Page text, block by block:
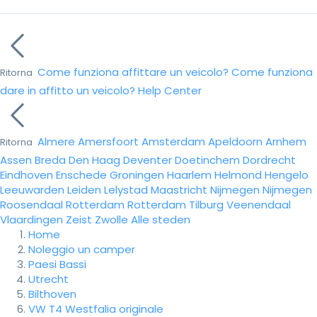
Ritorna Come funziona affittare un veicolo? Come funziona
dare in affitto un veicolo? Help Center
Ritorna Almere Amersfoort Amsterdam Apeldoorn Arnhem
Assen Breda Den Haag DeventerDoetinchem Dordrecht
Eindhoven Enschede Groningen Haarlem Helmond Hengelo
Leeuwarden Leiden Lelystad Maastricht Nijmegen Nijmegen
Roosendaal Rotterdam Rotterdam Tilburg Veenendaal
Vlaardingen Zeist Zwolle Alle steden
Home
Noleggio un camper
Paesi Bassi
Utrecht
Bilthoven
VW T4 Westfalia originale